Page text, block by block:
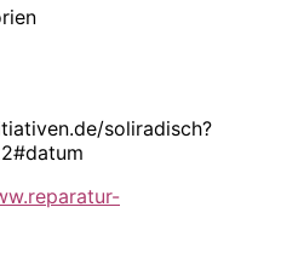
soliradisch?